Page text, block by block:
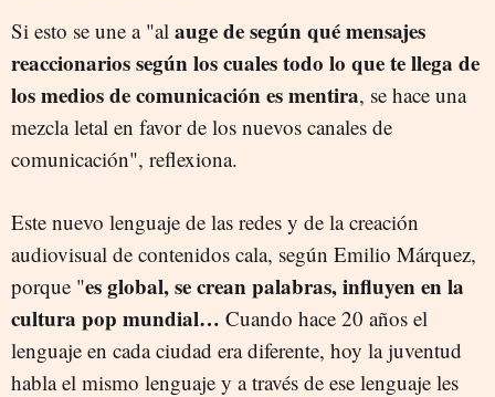
Si esto se une a "al auge de según qué mensajes
reaccionarios según los cuales todo lo que te llega de
los medios de comunicación es mentira, se hace una
mezcla letal en favor de los nuevos canales de
comunicación", reflexiona.
Este nuevo lenguaje de las redes y de la creación
audiovisual de contenidos cala, según Emilio Márquez,
porque "es global, se crean palabras, influyen en la
cultura pop mundial… Cuando hace 20 años el
lenguaje en cada ciudad era diferente, hoy la juventud
habla el mismo lenguaje y a través de ese lenguaje les